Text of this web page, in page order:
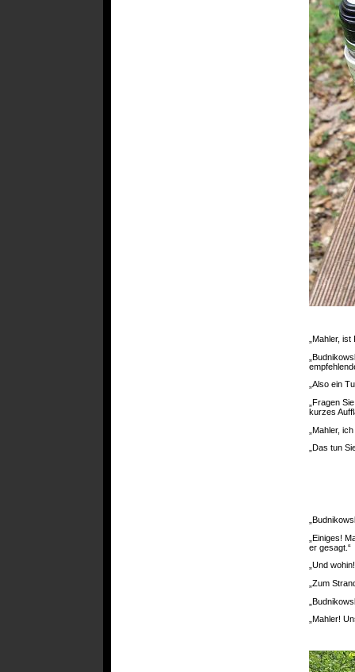
„Mahler,
„Also ein
„Fragen
kurzes
„Mahler,
„Das tun
„Einiges!
er gesagt.“
„Und
„Zum
„Mahler!